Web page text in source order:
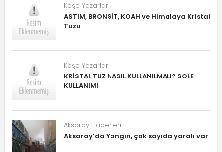
Köşe Yazarları
ASTIM, BRONŞİT, KOAH ve Himalaya Kristal
Tuzu
Köşe Yazarları
KRİSTAL TUZ NASIL KULLANILMALI? SOLE
KULLANIMI
Aksaray Haberleri
Aksaray’da Yangın, çok sayıda yaralı var